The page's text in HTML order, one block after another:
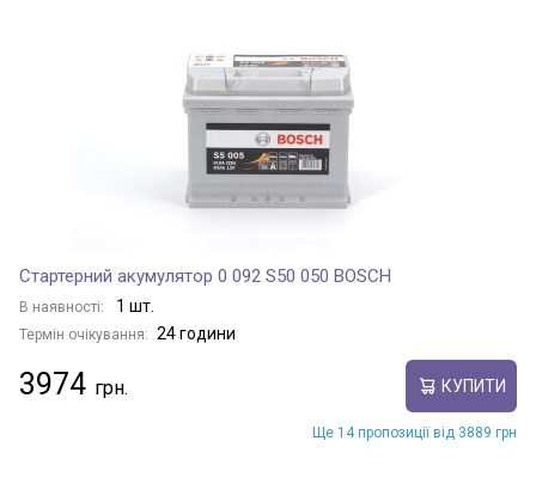
Стартерний акумулятор 0 092 S50 050 BOSCH
В наявності: 1 шт.
Термін очікування: 24 години
3974 КУПИТИ
Ще 14 пропозиції від 3889 грн